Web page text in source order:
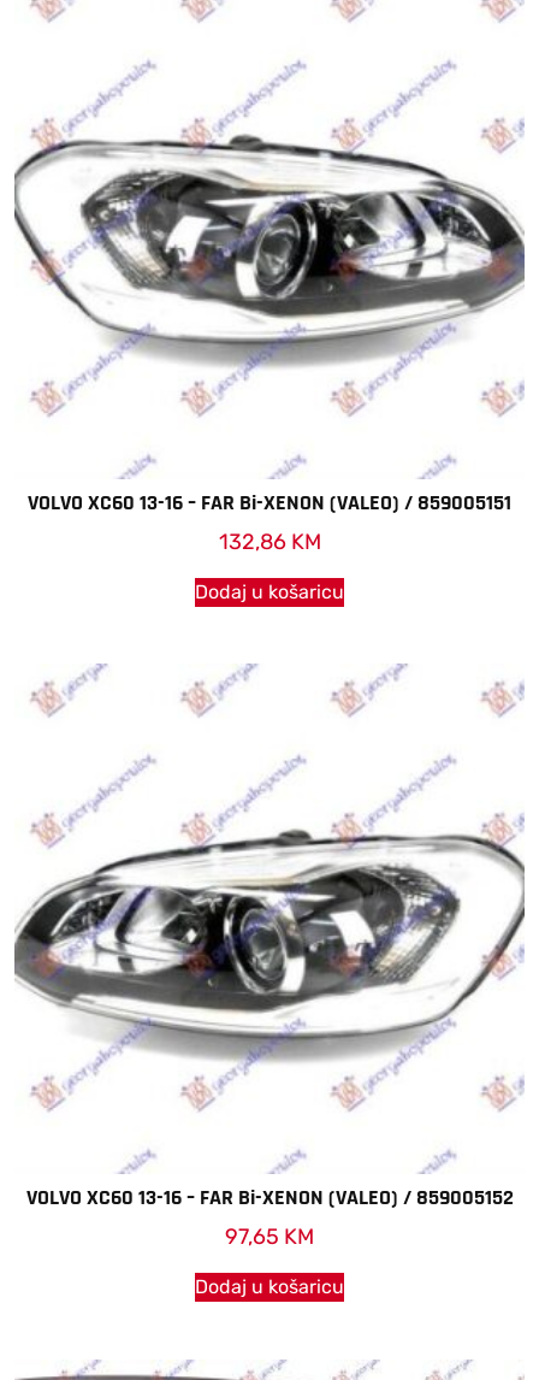
VOLVO XC60 13-16 – FAR Bi-XENON (VALEO) / 859005151
132,86 KM
Dodaj u košaricu
VOLVO XC60 13-16 – FAR Bi-XENON (VALEO) / 859005152
97,65 KM
Dodaj u košaricu